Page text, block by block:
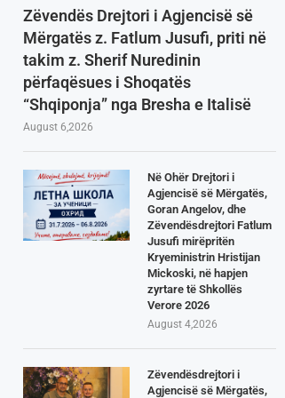
Zëvendës Drejtori i Agjencisë së
Mërgatës z. Fatlum Jusufi, priti në
takim z. Sherif Nuredinin
përfaqësues i Shoqatës
“Shqiponja” nga Bresha e Italisë
August 6,2026
Në Ohër Drejtori i
Agjencisë së Mërgatës,
Goran Angelov, dhe
Zëvendësdrejtori Fatlum
Jusufi mirëpritën
Kryeministrin Hristijan
Mickoski, në hapjen
zyrtare të Shkollës
Verore 2026
August 4,2026
Zëvendësdrejtori i
Agjencisë së Mërgatës,